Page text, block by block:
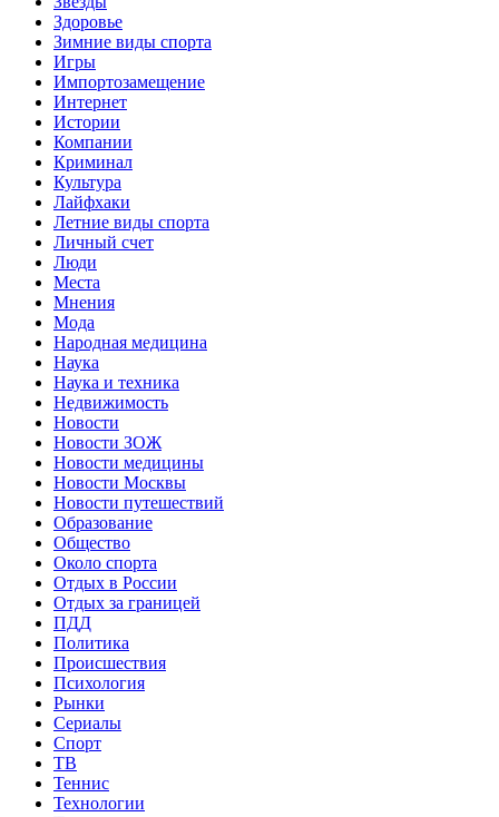
Здоровье
Зимние виды спорта
Игры
Импортозамещение
Интернет
Истории
Компании
Криминал
Культура
Лайфхаки
Летние виды спорта
Личный счет
Люди
Места
Мнения
Мода
Народная медицина
Наука
Наука и техника
Недвижимость
Новости
Новости ЗОЖ
Новости медицины
Новости Москвы
Новости путешествий
Образование
Общество
Около спорта
Отдых в России
Отдых за границей
ПДД
Политика
Происшествия
Психология
Рынки
Сериалы
Спорт
ТВ
Теннис
Технологии